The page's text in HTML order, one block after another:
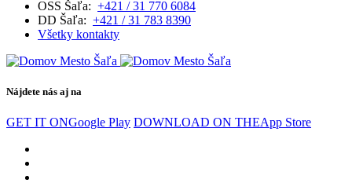
OSS Šaľa: +421 / 31 770 6084
DD Šaľa: +421 / 31 783 8390
Všetky kontakty
Nájdete nás aj na
GET IT ONGoogle Play DOWNLOAD ON THEApp Store